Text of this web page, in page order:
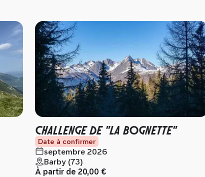
CHALLENGE DE "LA BOGNETTE"
Date à confirmer
septembre 2026
Barby (73)
À partir de 20,00 €